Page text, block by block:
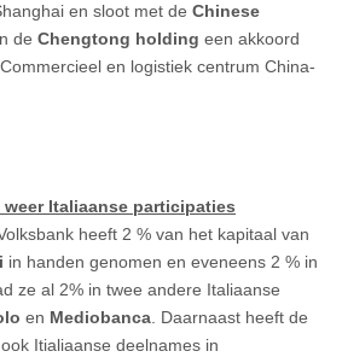
en sloot met de Chinese
de Chengtong holding een akkoord
en logistiek centrum China-
Italiaanse participaties
heeft 2 % van het kapitaal van
in handen genomen en eveneens 2 % in
ze al 2% in twee andere Italiaanse
en Mediobanca . Daarnaast heeft de
Itialiaanse deelnames in